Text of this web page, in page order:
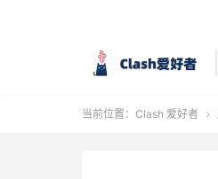
当前位置： Clash 爱好者 